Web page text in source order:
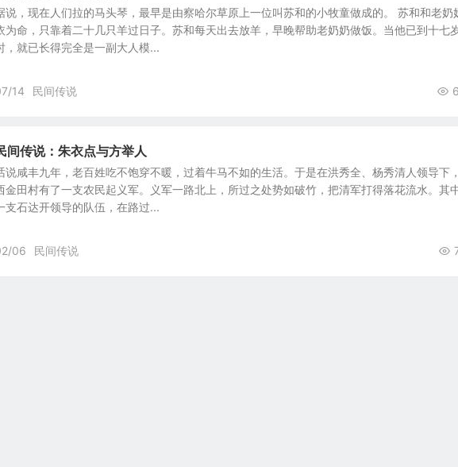
说，现在人们拉的马头琴，最早是由察哈尔草原上一位叫苏和的小牧童做成的。 苏和和老奶
为命，只靠着二十几只羊过日子。苏和每天出去放羊，早晚帮助老奶奶做饭。当他已到十七
，就已长得完全是一副大人模...
14 民间传说
间传说：朱衣点与方举人
说咸丰九年，老百姓吃不饱穿不暖，过着牛马不如的生活。于是在洪秀全、杨秀清人领导下
金田村有了一支农民起义军。义军一路北上，所过之处势如破竹，把清军打得落花流水。其
支石达开领导的队伍，在路过...
06 民间传说